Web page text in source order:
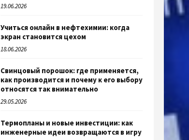
19.06.2026
Учиться онлайн в нефтехимии: когда
экран становится цехом
18.06.2026
Свинцовый порошок: где применяется,
как производится и почему к его выбору
относятся так внимательно
29.05.2026
Термопланы и новые инвестиции: как
инженерные идеи возвращаются в игру